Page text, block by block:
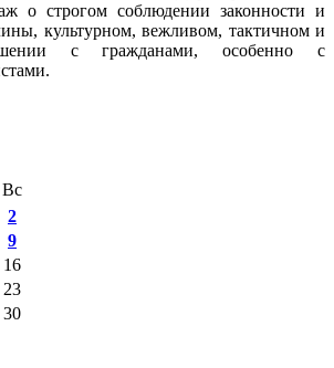
о строгом соблюдении законности и
культурном, вежливом, тактичном и
с гражданами, особенно с
Вс
2
9
16
23
30